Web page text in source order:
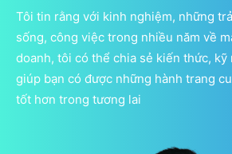
Tôi tin rằng với kinh nghiệm, những
sống, công việc trong nhiều năm về
doanh, tôi có thể chia sẻ kiến thức, kỹ
giúp bạn có được những hành trang
tốt hơn trong tương lai